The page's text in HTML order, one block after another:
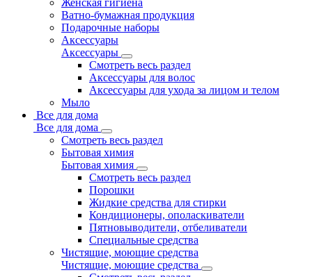
Женская гигиена
Ватно-бумажная продукция
Подарочные наборы
Аксессуары
Аксессуары
Смотреть весь раздел
Аксессуары для волос
Аксессуары для ухода за лицом и телом
Мыло
Все для дома
Все для дома
Смотреть весь раздел
Бытовая химия
Бытовая химия
Смотреть весь раздел
Порошки
Жидкие средства для стирки
Кондиционеры, ополаскиватели
Пятновыводители, отбеливатели
Специальные средства
Чистящие, моющие средства
Чистящие, моющие средства